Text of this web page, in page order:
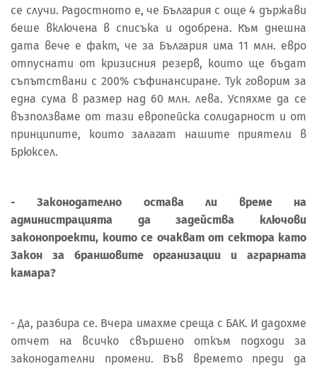
се случи. Радостното е, че България с още 4 държави
беше включена в списъка и одобрена. Към днешна
дата вече е факт, че за България има 11 млн. евро
отпуснати от кризисния резерв, които ще бъдат
съпътствани с 200% съфинансиране. Тук говорим за
една сума в размер над 60 млн. лева. Успяхме да се
възползваме от тази европейска солидарност и от
принципите, които залагат нашите приятели в
Брюксел.
- Законодателно остава ли време на
администрацията да задейства ключови
законопроекти, които се очакват от сектора като
Закон за браншовите организации и аграрната
камара?
- Да, разбира се. Вчера имахме среща с БАК. И дадохме
отчет на всичко свършено откъм подходи за
законодателни промени. Във времето преди да